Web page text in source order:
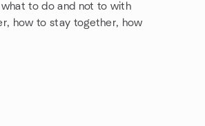
to do and not to with
how to stay together, how